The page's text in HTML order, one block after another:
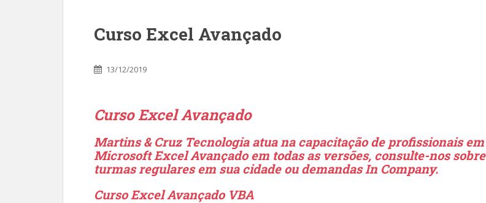
Curso Excel Avançado
13/12/2019
Curso Excel Avançado
Martins & Cruz Tecnologia atua na capacitação de profissionais em
Microsoft Excel Avançado em todas as versões, consulte-nos sobre
turmas regulares em sua cidade ou demandas In Company.
Curso Excel Avançado VBA